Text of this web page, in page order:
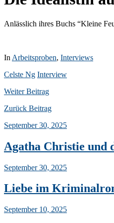
Anlässlich ihres Buchs “Kleine
In Arbeitsproben, Interviews
Celste Ng Interview
WeiterBeitrag
Zurück Beitrag
September 30, 2025
Agatha Christie und
September 30, 2025
Liebe im
September 10, 2025